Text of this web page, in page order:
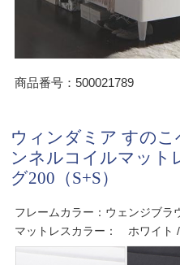
商品番号：500021789
ウィンダミア すの
ンネルコイルマット
グ200（S+S）
フレームカラー：ウェンジブラ
マットレスカラー： ホワイト